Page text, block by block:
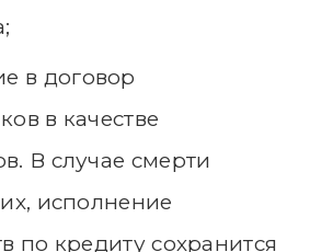
в договор
в качестве
В случае смерти
исполнение
по кредиту сохранится